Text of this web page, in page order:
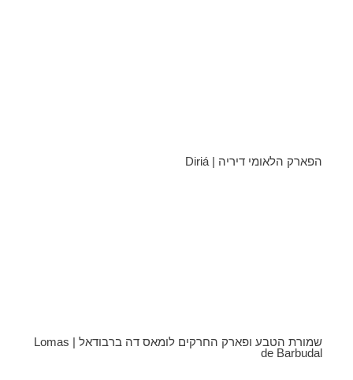
הפארק הלאומי דיריה | Diriá
שמורת הטבע ופארק החרקים לומאס דה ברבודאל | Lomas
de Barbudal